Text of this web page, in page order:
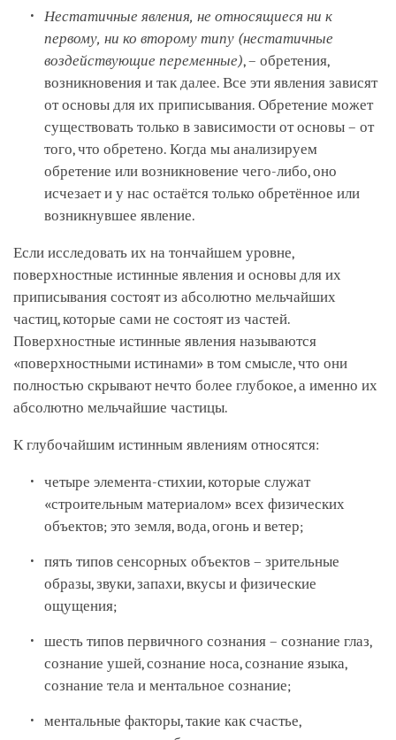
Нестатичные явления, не относящиеся ни к
первому, ни ко второму типу (нестатичные
воздействующие переменные), – обретения,
возникновения и так далее. Все эти явления зависят
от основы для их приписывания. Обретение может
существовать только в зависимости от основы – от
того, что обретено. Когда мы анализируем
обретение или возникновение чего-либо, оно
исчезает и у нас остаётся только обретённое или
возникнувшее явление.
Если исследовать их на тончайшем уровне,
поверхностные истинные явления и основы для их
приписывания состоят из абсолютно мельчайших
частиц, которые сами не состоят из частей.
Поверхностные истинные явления называются
«поверхностными истинами» в том смысле, что они
полностью скрывают нечто более глубокое, а именно их
абсолютно мельчайшие частицы.
К глубочайшим истинным явлениям относятся:
четыре элемента-стихии, которые служат
«строительным материалом» всех физических
объектов; это земля, вода, огонь и ветер;
пять типов сенсорных объектов – зрительные
образы, звуки, запахи, вкусы и физические
ощущения;
шесть типов первичного сознания – сознание глаз,
сознание ушей, сознание носа, сознание языка,
сознание тела и ментальное сознание;
ментальные факторы, такие как счастье,